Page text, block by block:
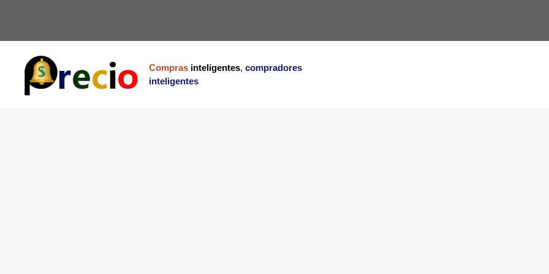
Compras inteligentes, compradores
inteligentes